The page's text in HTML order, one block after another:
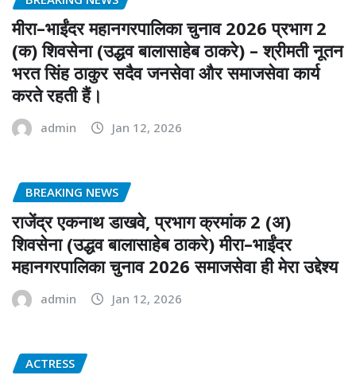
मीरा–भाईंदर महानगरपालिका चुनाव 2026 प्रभाग 2
(क) शिवसेना (उद्धव बालासाहेब ठाकरे) – श्रीमती नूतन
भरत सिंह ठाकुर सदैव जनसेवा और समाजसेवा कार्य
करते रहती हैं।
admin Jan 12, 2026
BREAKING NEWS
राजेंद्र एकनाथ डाखवे, प्रभाग क्रमांक 2 (अ)
शिवसेना (उद्धव बालासाहेब ठाकरे) मीरा–भाईंदर
महानगरपालिका चुनाव 2026 समाजसेवा ही मेरा उद्देश्य
admin Jan 12, 2026
ACTRESS